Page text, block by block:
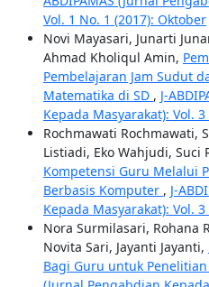
Vol. 1 No. 1 (2017): Oktober
Novi Mayasari, Junarti
Ahmad Kholiqul Amin,
Pembelajaran Jam Sudut
Matematika di SD , J-
Kepada Masyarakat): Vol.
Rochmawati Rochmawati,
Listiadi, Eko Wahjudi, Suci
Kompetensi Guru Melalui
Berbasis Komputer , J-
Kepada Masyarakat): Vol.
Nora Surmilasari, Rohana
Novita Sari, Jayanti Jayanti,
Bagi Guru untuk